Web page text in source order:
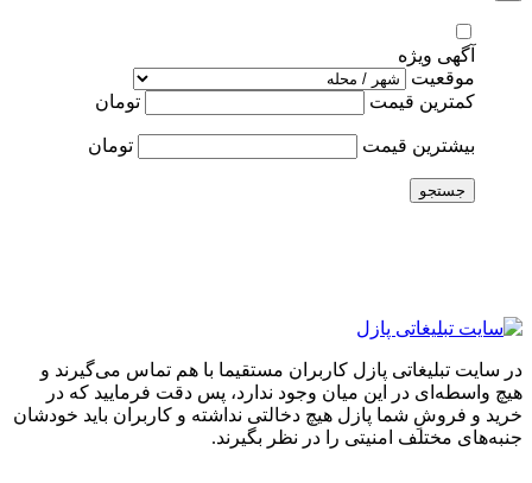
آگهی ویژه
موقعیت
کمترین قیمت
تومان
بیشترین قیمت تومان
جستجو
در سایت تبلیغاتی پازل کاربران مستقیما با هم تماس می‌گیرند و
هیچ واسطه‌ای در این میان وجود ندارد، پس دقت فرمایید که در
خرید و فروشِ شما پازل هیچ دخالتی نداشته و کاربران باید خودشان
جنبه‌های مختلف امنیتی را در نظر بگیرند.